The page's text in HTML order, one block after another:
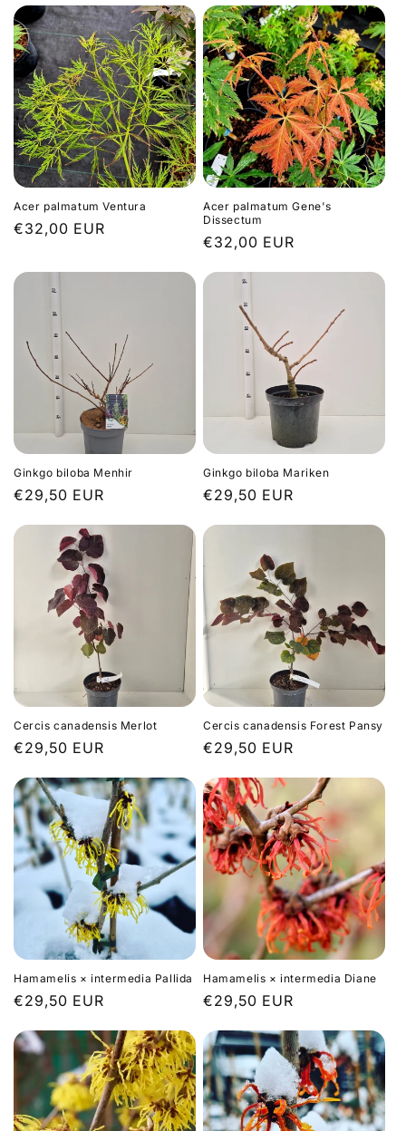
Acer palmatum Ventura
Prix
€32,00 EUR
Acer palmatum Gene's
Dissectum
Prix
€32,00 EUR
Ginkgo biloba Menhir
Prix
€29,50 EUR
Ginkgo biloba Mariken
Prix
€29,50 EUR
Cercis canadensis Merlot
Prix
€29,50 EUR
Cercis canadensis Forest Pansy
Prix
€29,50 EUR
Hamamelis × intermedia Pallida
Prix
€29,50 EUR
Hamamelis × intermedia Diane
Prix
€29,50 EUR